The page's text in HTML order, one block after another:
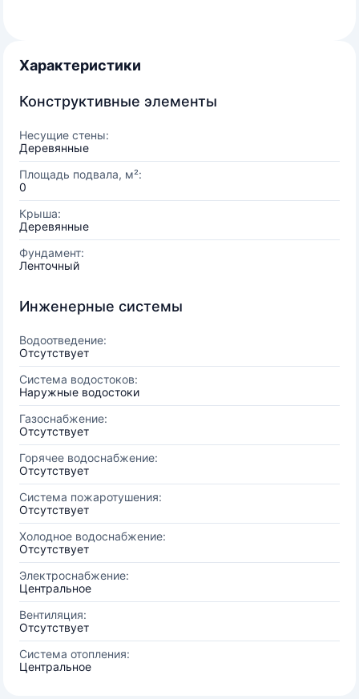
Характеристики
Конструктивные элементы
Несущие стены:
Деревянные
Площадь подвала, м²:
0
Крыша:
Деревянные
Фундамент:
Ленточный
Инженерные системы
Водоотведение:
Отсутствует
Система водостоков:
Наружные водостоки
Газоснабжение:
Отсутствует
Горячее водоснабжение:
Отсутствует
Система пожаротушения:
Отсутствует
Холодное водоснабжение:
Отсутствует
Электроснабжение:
Центральное
Вентиляция:
Отсутствует
Система отопления:
Центральное